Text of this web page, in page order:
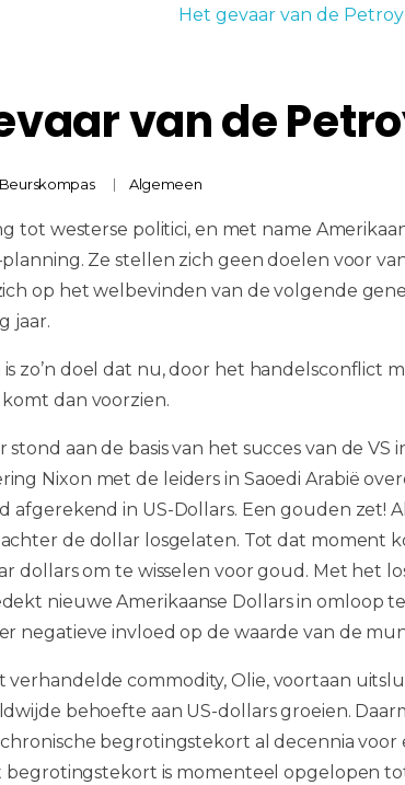
van de
Beurskompas Algemeen
tot westerse politici, en met name
Ze stellen zich geen doelen voor
op het welbevinden van de volgende
jaar.
zo’n doel dat nu, door het handelsconflict
dan voorzien.
aan de basis van het succes van de VS
Nixon met de leiders in Saoedi Arabië
afgerekend in US-Dollars. Een gouden zet!
de dollar losgelaten. Tot dat moment
dollars om te wisselen voor goud. Met het
nieuwe Amerikaanse Dollars in omloop
negatieve invloed op de waarde van de
verhandelde commodity, Olie, voortaan
behoefte aan US-dollars groeien.
begrotingstekort al decennia
begrotingstekort is momenteel opgelopen